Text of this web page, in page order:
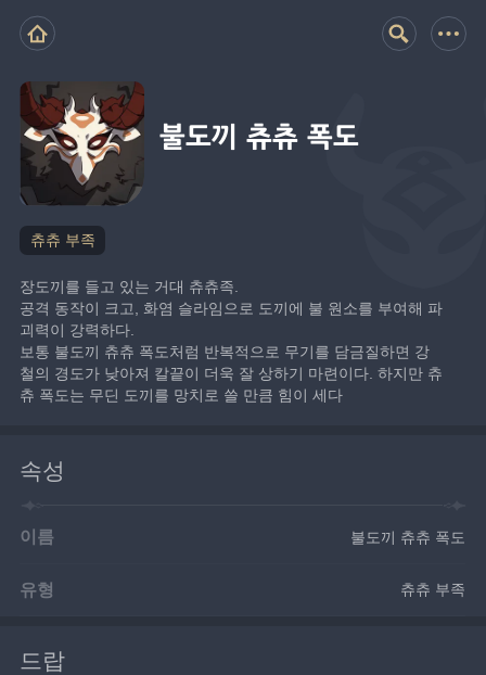
불도끼 츄츄 폭도
츄츄 부족
장도끼를 들고 있는 거대 츄츄족.
공격 동작이 크고, 화염 슬라임으로 도끼에 불 원소를 부여해 파
괴력이 강력하다.
보통 불도끼 츄츄 폭도처럼 반복적으로 무기를 담금질하면 강
철의 경도가 낮아져 칼끝이 더욱 잘 상하기 마련이다. 하지만 츄
츄 폭도는 무딘 도끼를 망치로 쓸 만큼 힘이 세다
속성
이름 불도끼 츄츄 폭도
유형 츄츄 부족
드랍